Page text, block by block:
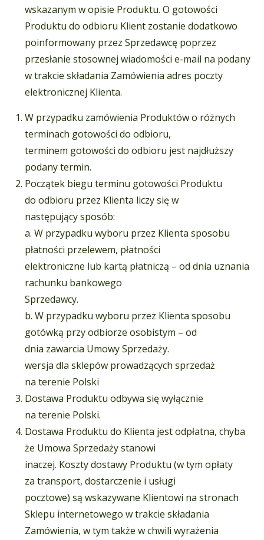
wskazanym w opisie Produktu. O gotowości
Produktu do odbioru Klient zostanie dodatkowo
poinformowany przez Sprzedawcę poprzez
przesłanie stosownej wiadomości e-mail na podany
w trakcie składania Zamówienia adres poczty
elektronicznej Klienta.
W przypadku zamówienia Produktów o różnych
terminach gotowości do odbioru,
terminem gotowości do odbioru jest najdłuższy
podany termin.
Początek biegu terminu gotowości Produktu
do odbioru przez Klienta liczy się w
następujący sposób:
a. W przypadku wyboru przez Klienta sposobu
płatności przelewem, płatności
elektroniczne lub kartą płatniczą – od dnia uznania
rachunku bankowego
Sprzedawcy.
b. W przypadku wyboru przez Klienta sposobu
gotówką przy odbiorze osobistym – od
dnia zawarcia Umowy Sprzedaży.
wersja dla sklepów prowadzących sprzedaż
na terenie Polski
Dostawa Produktu odbywa się wyłącznie
na terenie Polski.
Dostawa Produktu do Klienta jest odpłatna, chyba
że Umowa Sprzedaży stanowi
inaczej. Koszty dostawy Produktu (w tym opłaty
za transport, dostarczenie i usługi
pocztowe) są wskazywane Klientowi na stronach
Sklepu internetowego w trakcie składania
Zamówienia, w tym także w chwili wyrażenia